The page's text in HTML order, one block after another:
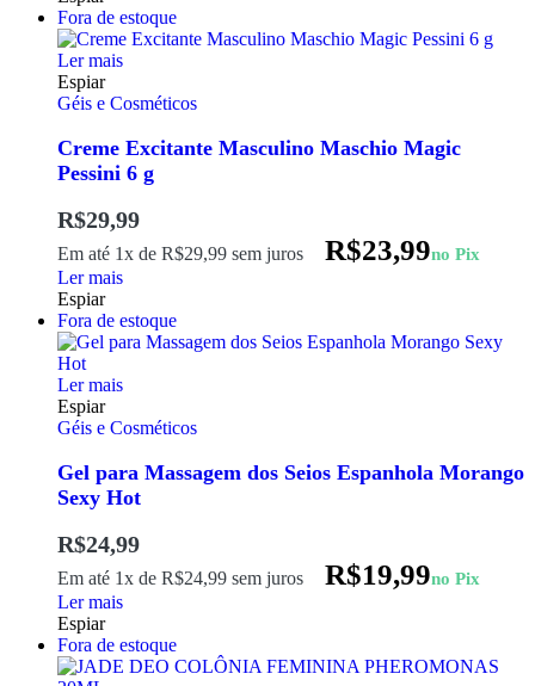
Fora de estoque
Ler mais
Espiar
Géis e Cosméticos
Creme Excitante Masculino Maschio Magic
Pessini 6 g
R$29,99
Em até 1x de R$29,99 sem juros R$23,99no Pix
Ler mais
Espiar
Fora de estoque
Ler mais
Espiar
Géis e Cosméticos
Gel para Massagem dos Seios Espanhola Morango
Sexy Hot
R$24,99
Em até 1x de R$24,99 sem juros R$19,99no Pix
Ler mais
Espiar
Fora de estoque